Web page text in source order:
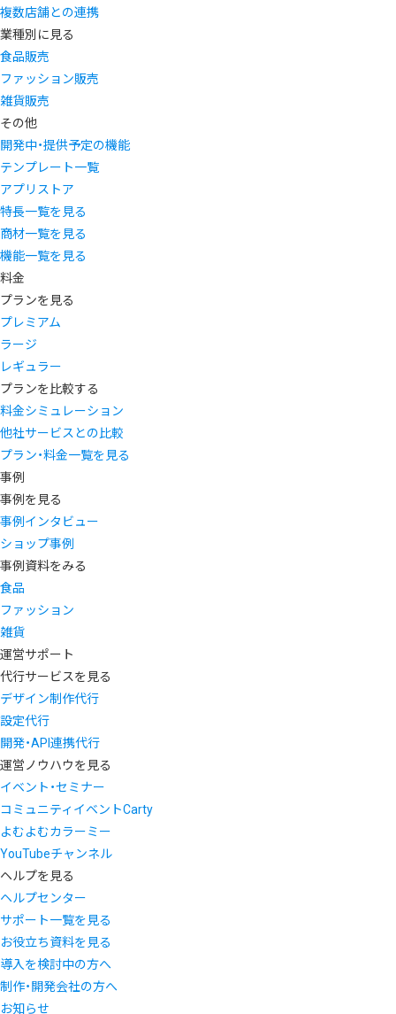
複数店舗との連携
業種別に見る
食品販売
ファッション販売
雑貨販売
その他
開発中・提供予定の機能
テンプレート一覧
アプリストア
特長一覧を見る
商材一覧を見る
機能一覧を見る
料金
プランを見る
プレミアム
ラージ
レギュラー
プランを比較する
料金シミュレーション
他社サービスとの比較
プラン・料金一覧を見る
事例
事例を見る
事例インタビュー
ショップ事例
事例資料をみる
食品
ファッション
雑貨
運営サポート
代行サービスを見る
デザイン制作代行
設定代行
開発・API連携代行
運営ノウハウを見る
イベント・セミナー
コミュニティイベントCarty
よむよむカラーミー
YouTubeチャンネル
ヘルプを見る
ヘルプセンター
サポート一覧を見る
お役立ち資料を見る
導入を検討中の方へ
制作・開発会社の方へ
お知らせ